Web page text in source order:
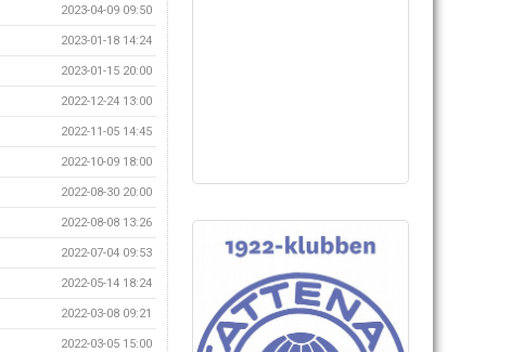
2023-04-09 09:50
2023-01-18 14:24
2023-01-15 20:00
2022-12-24 13:00
2022-11-05 14:45
2022-10-09 18:00
2022-08-30 20:00
2022-08-08 13:26
2022-07-04 09:53
2022-05-14 18:24
2022-03-08 09:21
2022-03-05 15:00